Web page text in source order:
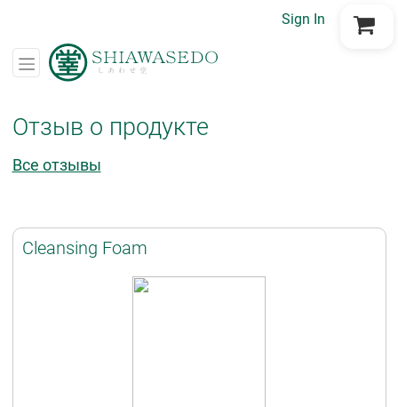
Sign In
Go to Cart
Отзыв о продукте
Все отзывы
Cleansing Foam